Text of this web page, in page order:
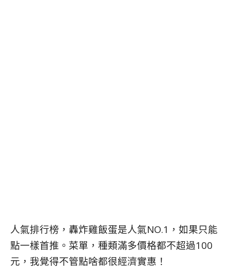
人氣排行榜，轟炸雞飯蛋是人氣NO.1，如果只能
點一樣首推。 菜單，種類滿多價格都不超過100
元，我覺得不管點啥都很經濟實惠！